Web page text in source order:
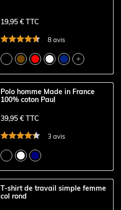
19,95 € TTC
8 avis

Polo homme Made in France
100% coton Paul
39,95 € TTC
3 avis
T-shirt de travail simple femme
col rond